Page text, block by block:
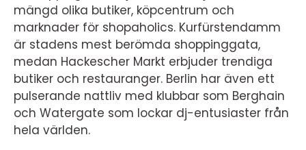
mängd olika butiker, köpcentrum och
marknader för shopaholics. Kurfürstendamm
är stadens mest berömda shoppinggata,
medan Hackescher Markt erbjuder trendiga
butiker och restauranger. Berlin har även ett
pulserande nattliv med klubbar som Berghain
och Watergate som lockar dj-entusiaster från
hela världen.